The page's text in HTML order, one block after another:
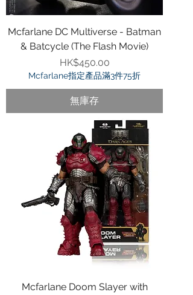
Mcfarlane DC Multiverse - Batman
& Batcycle (The Flash Movie)
價格
HK$450.00
Mcfarlane指定產品滿3件75折
無庫存
Mcfarlane Doom Slayer with